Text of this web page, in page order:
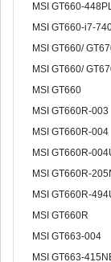
MSI GT660-
MSI GT660-i7-
MSI GT660/
MSI GT660/
MSI GT660
MSI GT660R-003
MSI GT660R-004
MSI GT660R-
MSI GT660R-
MSI GT660R-
MSI GT660R
MSI GT663-004
MSI GT663-